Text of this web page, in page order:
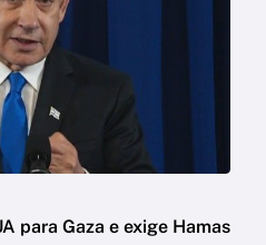
para Gaza e exige Hamas